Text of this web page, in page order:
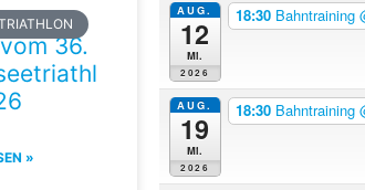
36.
»
AUG.
12
Mi.
2026
18:30 Bahntraining
AUG.
19
Mi.
2026
18:30 Bahntraining